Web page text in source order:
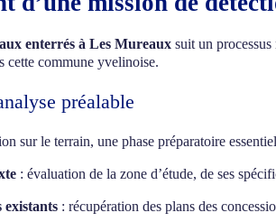
enterrés à Les Mureaux suit un
cette commune yvelinoise.
préalable
sur le terrain, une phase préparatoire
: évaluation de la zone d’étude, de ses
existants : récupération des plans des